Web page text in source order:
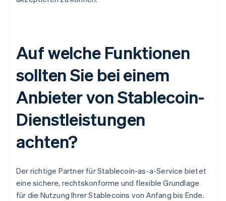
Auf welche Funktionen
sollten Sie bei einem
Anbieter von Stablecoin-
Dienstleistungen
achten?
Der richtige Partner für Stablecoin-as-a-Service bietet
eine sichere, rechtskonforme und flexible Grundlage
für die Nutzung Ihrer Stablecoins von Anfang bis Ende.